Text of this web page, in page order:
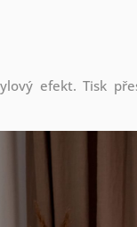
efekt. Tisk